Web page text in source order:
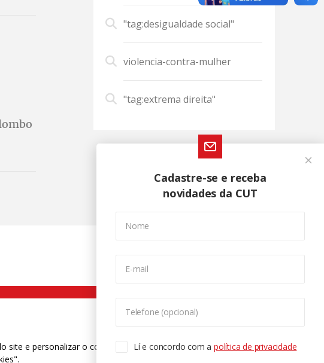
"tag:desigualdade social"
violencia-contra-mulher
"tag:extrema direita"
Cadastre-se e receba
novidades da CUT
Nome
E-mail
Telefone (opcional)
Lí e concordo com apolítica de privacidade
9310
site e personalizar o conteúdo. Para saber mais